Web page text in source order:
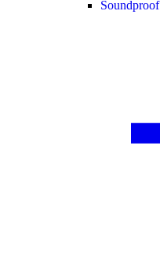
Soundproof